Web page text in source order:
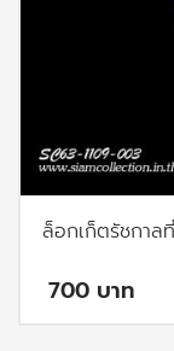
ล็อกเก็ตรัชกาล
700